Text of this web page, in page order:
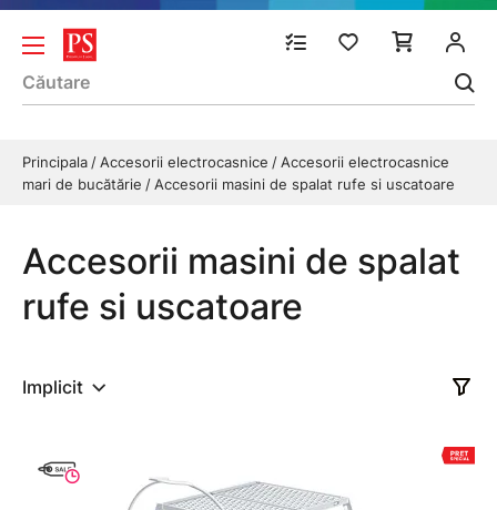
Principala Accesorii electrocasnice
Accesorii electrocasnice
mari de bucătărie
Accesorii masini de spalat rufe si uscatoare
Accesorii masini de spalat
rufe si uscatoare
Implicit